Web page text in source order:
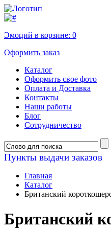
Эмоций в корзине: 0
Оформить заказ
Каталог
Оформить свое фото
Оплата и Доставка
Контакты
Наши работы
Блог
Сотрудничество
Пункты выдачи заказов
Главная
Каталог
Британский
Британский